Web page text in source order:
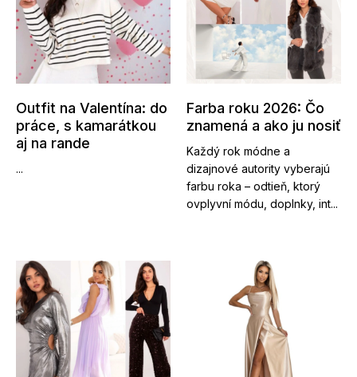
Outfit na Valentína: do
práce, s kamarátkou
aj na rande
...
Farba roku 2026: Čo
znamená a ako ju nosiť
Každý rok módne a
dizajnové autority vyberajú
farbu roka – odtieň, ktorý
ovplyvní módu, doplnky, int...